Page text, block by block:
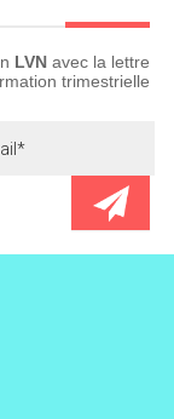
LVN avec la lettre
trimestrielle